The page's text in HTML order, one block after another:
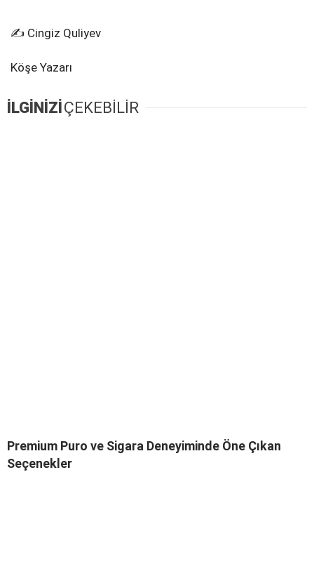
✍️ Cingiz Quliyev
Köşe Yazarı
İLGİNİZİÇEKEBİLİR
Premium Puro ve Sigara Deneyiminde Öne Çıkan
Seçenekler